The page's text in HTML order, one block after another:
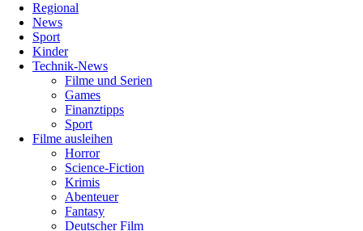
Regional
News
Sport
Kinder
Technik-News
Filme und Serien
Games
Finanztipps
Sport
Filme ausleihen
Horror
Science-Fiction
Krimis
Abenteuer
Fantasy
Deutscher Film